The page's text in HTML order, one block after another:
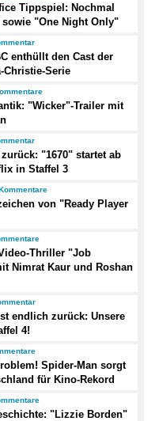
Tippspiel: Nochmal
"One Night Only"
enthüllt den Cast der
Christie-Serie
"Wicker"-Trailer mit
"1670" startet ab
in Staffel 3
von "Ready Player
Thriller "Job
Nimrat Kaur und Roshan
endlich zurück: Unsere
4!
Spider-Man sorgt
für Kino-Rekord
"Lizzie Borden"